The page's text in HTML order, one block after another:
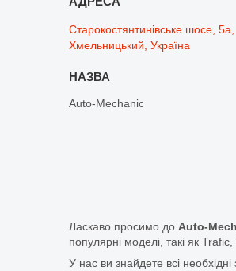
Старокостянтинівське шосе, 5а,
Хмельницький, Україна
Auto-Mechanic
Ласкаво просимо до Auto-
популярні моделі, такі як
У нас ви знайдете всі